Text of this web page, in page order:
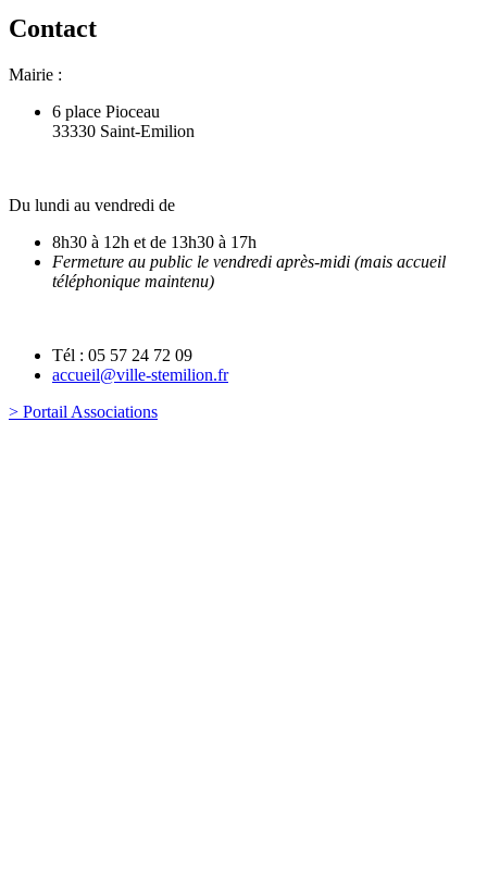
Contact
Mairie :
6 place Pioceau
33330 Saint-Emilion
Du lundi au vendredi de
8h30 à 12h et de 13h30 à 17h
Fermeture au public le vendredi après-midi (mais accueil
téléphonique maintenu)
Tél : 05 57 24 72 09
accueil@ville-stemilion.fr
> Portail Associations